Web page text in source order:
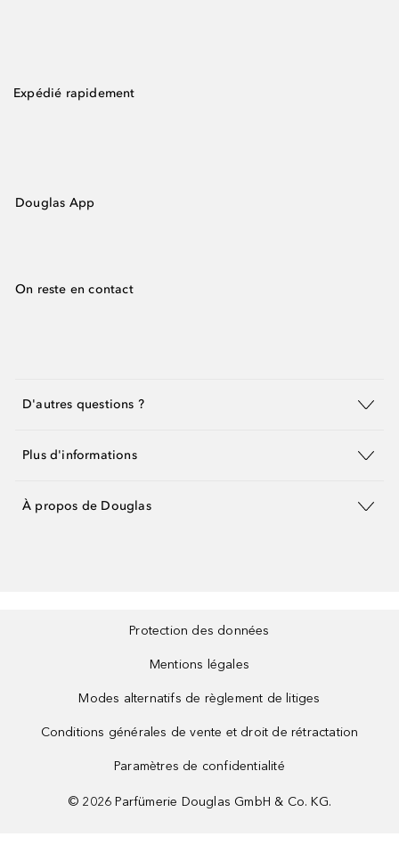
Expédié rapidement
Douglas App
On reste en contact
D'autres questions ?
Plus d'informations
À propos de Douglas
Protection des données
Mentions légales
Modes alternatifs de règlement de litiges
Conditions générales de vente et droit de rétractation
Paramètres de confidentialité
© 2026 Parfümerie Douglas GmbH & Co. KG.